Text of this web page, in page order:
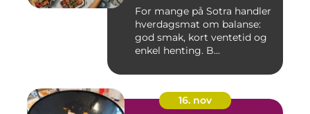
For mange på Sotra handler
hverdagsmat om balanse:
god smak, kort ventetid og
enkel henting. B...
16. nov